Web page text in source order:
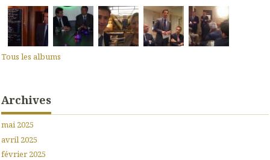
Tous les albums
Archives
mai 2025
avril 2025
février 2025